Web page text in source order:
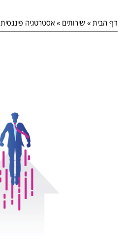
דף הבית » שירותים » אסטרטגיה פיננסית